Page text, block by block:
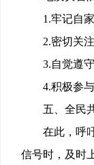
1.牢记自
2.密切关
3.自觉遵
4.积极参
五、全民
在此，呼
信号时，及时